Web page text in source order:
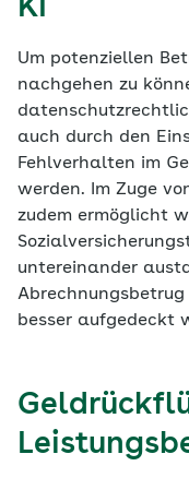
KI
Um potenziellen
nachgehen zu
auch durch den
Fehlverhalten im
werden. Im Zuge
zudem ermöglicht
untereinander
besser aufgedeckt